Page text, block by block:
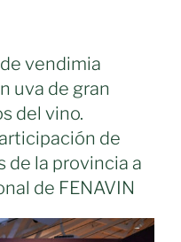
vendimia
uva de gran
del vino.
de
de la provincia a
de FENAVIN